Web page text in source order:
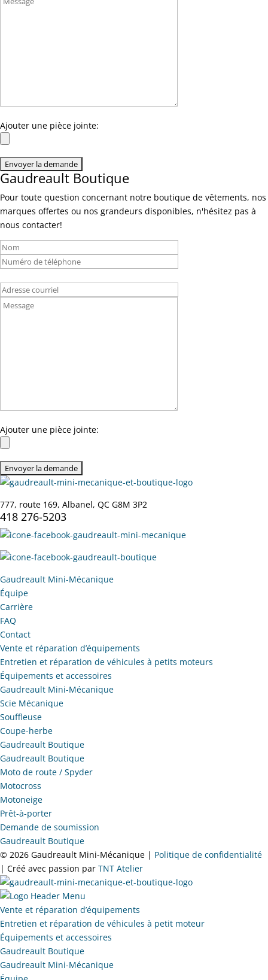
Ajouter une pièce jointe:
Gaudreault Boutique
Pour toute question concernant notre boutique de vêtements, nos
marques offertes ou nos grandeurs disponibles, n'hésitez pas à
nous contacter!
Ajouter une pièce jointe:
777, route 169, Albanel, QC G8M 3P2
418 276-5203
Gaudreault Mini-Mécanique
Équipe
Carrière
FAQ
Contact
Vente et réparation d’équipements
Entretien et réparation de véhicules à petits moteurs
Équipements et accessoires
Gaudreault Mini-Mécanique
Scie Mécanique
Souffleuse
Coupe-herbe
Gaudreault Boutique
Gaudreault Boutique
Moto de route / Spyder
Motocross
Motoneige
Prêt-à-porter
Demande de soumission
Gaudreault Boutique
© 2026 Gaudreault Mini-Mécanique | Politique de confidentialité
| Créé avec passion par TNT Atelier
Vente et réparation d’équipements
Entretien et réparation de véhicules à petit moteur
Équipements et accessoires
Gaudreault Boutique
Gaudreault Mini-Mécanique